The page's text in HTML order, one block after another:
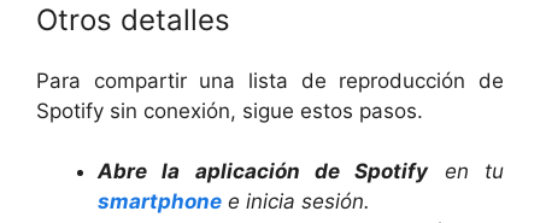
Otros detalles
Para compartir una lista de reproducción de
Spotify sin conexión, sigue estos pasos.
Abre la aplicación de Spotifyen tu
smartphone e inicia sesión.